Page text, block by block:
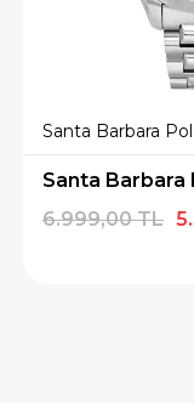
Santa Barbara
7.499,00 TL